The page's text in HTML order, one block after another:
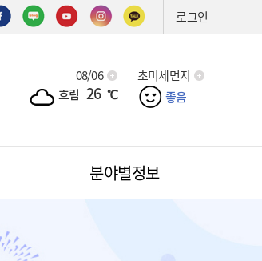
로그인
08/06
흐림 26 ℃
초미세먼지
좋음
분야별정보